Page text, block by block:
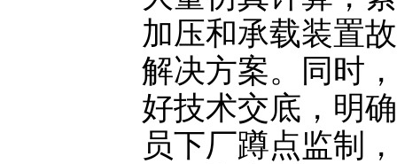
加压和承载装置
解决方案。同时
好技术交底，明
员下厂蹲点监制